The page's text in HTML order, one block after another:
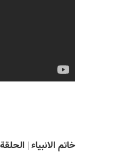
خاتم الانبياء |